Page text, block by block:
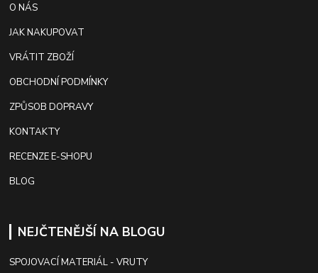
O NÁS
JAK NAKUPOVAT
VRÁTIT ZBOŽÍ
OBCHODNÍ PODMÍNKY
ZPŮSOB DOPRAVY
KONTAKTY
RECENZE E-SHOPU
BLOG
NEJČTENĚJŠÍ NA BLOGU
SPOJOVACÍ MATERIÁL - VRUTY